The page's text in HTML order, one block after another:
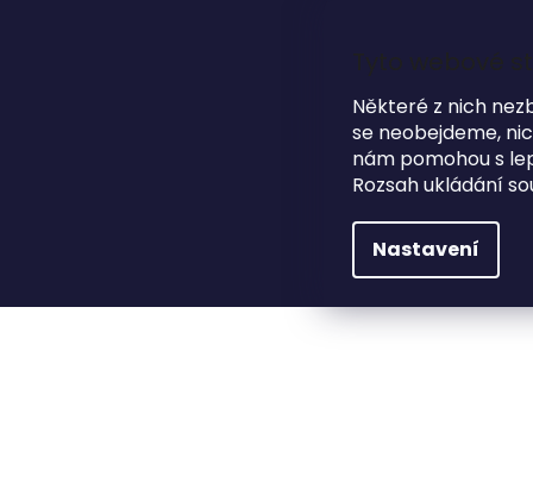
Tyto webové
Některé z nich
se neobejdeme,
nám pomohou s
Rozsah ukládání
Nastavení
HLEDAT
DÁRKOVÉ PŘEDMĚTY